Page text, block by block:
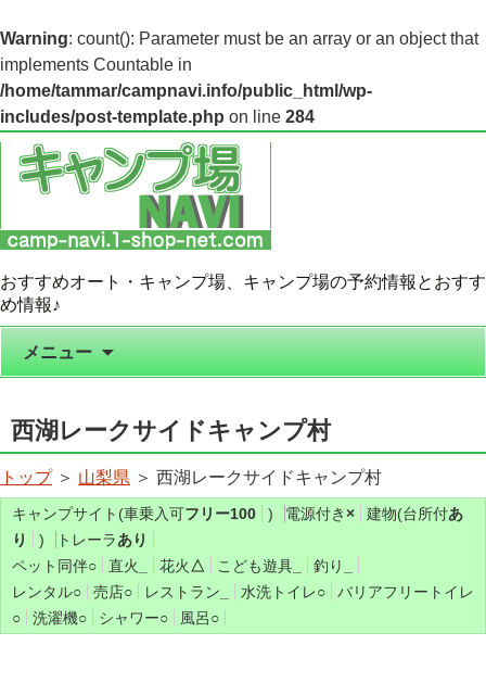
Warning: count(): Parameter must be an array or an object that
implements Countable in
/home/tammar/campnavi.info/public_html/wp-
includes/post-template.php on line 284
おすすめオート・キャンプ場、キャンプ場の予約情報とおすす
め情報♪
メニュー
西湖レークサイドキャンプ村
トップ＞ 山梨県 ＞ 西湖レークサイドキャンプ村
キャンプサイト(車乗入可フリー100 ) 電源付き × 建物(台所付あ
り
) トレーラあり
ペット同伴○ 直火 花火 △ こども遊具 釣り
レンタル○ 売店○ レストラン 水洗トイレ○
バリアフリートイレ
○
洗濯機○ シャワー○ 風呂○